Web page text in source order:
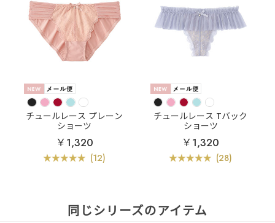
チュールレース プレーン
ショーツ
￥1,320
(12)
チュールレース Tバック
ショーツ
￥1,320
(28)
同じシリーズのアイテム